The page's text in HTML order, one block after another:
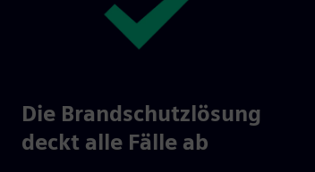
Die Brandschutzlösung
deckt alle Fälle ab